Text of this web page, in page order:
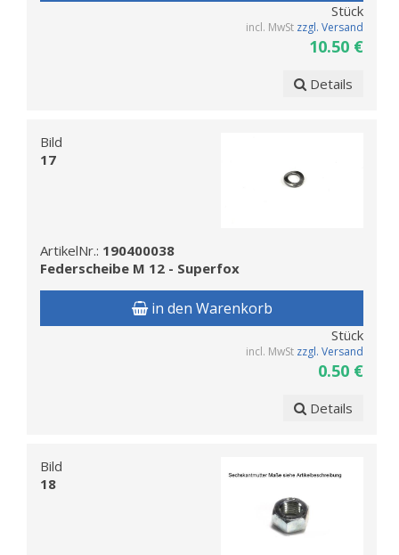
Stück
incl. MwSt zzgl. Versand
10.50 €
Details
Bild
17
ArtikelNr.: 190400038
Federscheibe M 12 - Superfox
in den Warenkorb
Stück
incl. MwSt zzgl. Versand
0.50 €
Details
Bild
18